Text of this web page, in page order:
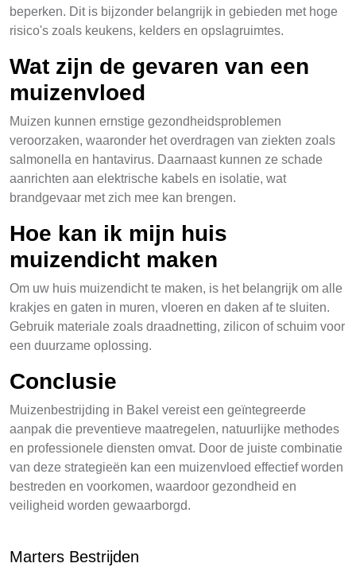
beperken. Dit is bijzonder belangrijk in gebieden met hoge
risico's zoals keukens, kelders en opslagruimtes.
Wat zijn de gevaren van een
muizenvloed
Muizen kunnen ernstige gezondheidsproblemen
veroorzaken, waaronder het overdragen van ziekten zoals
salmonella en hantavirus. Daarnaast kunnen ze schade
aanrichten aan elektrische kabels en isolatie, wat
brandgevaar met zich mee kan brengen.
Hoe kan ik mijn huis
muizendicht maken
Om uw huis muizendicht te maken, is het belangrijk om alle
krakjes en gaten in muren, vloeren en daken af te sluiten.
Gebruik materiale zoals draadnetting, zilicon of schuim voor
een duurzame oplossing.
Conclusie
Muizenbestrijding in Bakel vereist een geïntegreerde
aanpak die preventieve maatregelen, natuurlijke methodes
en professionele diensten omvat. Door de juiste combinatie
van deze strategieën kan een muizenvloed effectief worden
bestreden en voorkomen, waardoor gezondheid en
veiligheid worden gewaarborgd.
Marters Bestrijden